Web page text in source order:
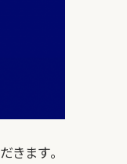
きます。